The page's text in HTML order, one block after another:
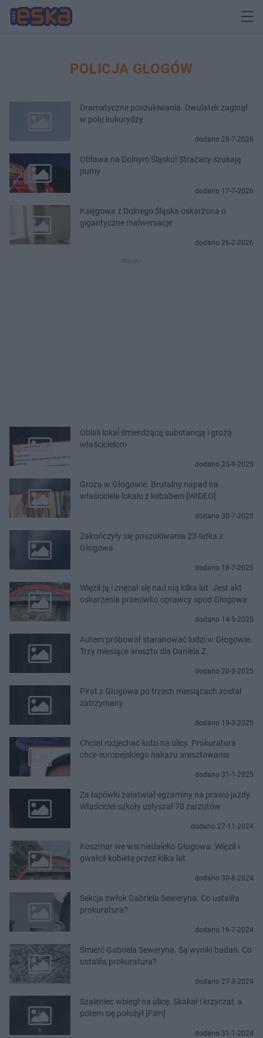
POLICJA GŁOGÓW
Dramatyczne poszukiwania. Dwulatek zaginął
w polu kukurydzy
dodano 28-7-2026
Obława na Dolnym Śląsku! Strażacy szukają
pumy
dodano 17-7-2026
Księgowa z Dolnego Śląska oskarżona o
gigantyczne malwersacje
dodano 26-2-2026
Oblali lokal śmierdzącą substancją i grożą
właścicielom
dodano 25-9-2025
Groza w Głogowie. Brutalny napad na
właściciela lokalu z kebabem [WIDEO]
dodano 30-7-2025
Zakończyły się poszukiwania 23-latka z
Głogowa
dodano 18-7-2025
Więził ją i znęcał się nad nią kilka lat. Jest akt
oskarżenia przeciwko oprawcy spod Głogowa
dodano 14-5-2025
Autem próbował staranować ludzi w Głogowie.
Trzy miesiące aresztu dla Daniela Z.
dodano 20-3-2025
Pirat z Głogowa po trzech miesiącach został
zatrzymany
dodano 19-3-2025
Chciał rozjechać ludzi na ulicy. Prokuratura
chce europejskiego nakazu aresztowania
dodano 31-1-2025
Za łapówki załatwiał egzaminy na prawo jazdy.
Właściciel szkoły usłyszał 70 zarzutów
dodano 27-11-2024
Koszmar we wsi niedaleko Głogowa. Więził i
gwałcił kobietę przez kilka lat
dodano 30-8-2024
Sekcja zwłok Gabriela Seweryna. Co ustaliła
prokuratura?
dodano 16-7-2024
Śmierć Gabriela Seweryna. Są wyniki badań. Co
ustaliła prokuratura?
dodano 27-3-2024
Szaleniec wbiegł na ulicę. Skakał i krzyczał, a
potem się położył [Film]
dodano 31-1-2024